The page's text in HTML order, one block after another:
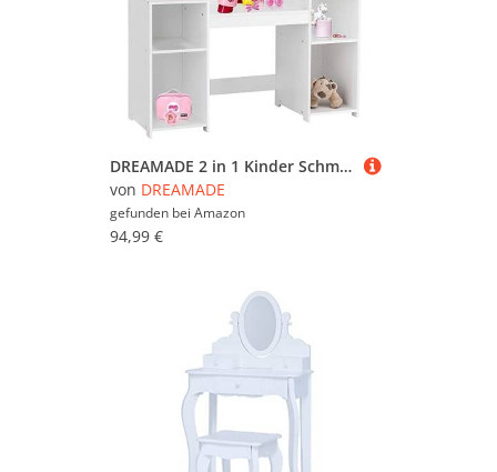
DREAMADE 2 in 1 Kinder Schminktisch mit abnehmbarem Spiegel, Prinzessin Frisiertisch aus Holz mit 4 offenen Ablagefach, Kinderschminktisch für Kinder Mädchen (Weiß-ohne Box & Hocker)
von DREAMADE
gefunden bei Amazon
94,99 €